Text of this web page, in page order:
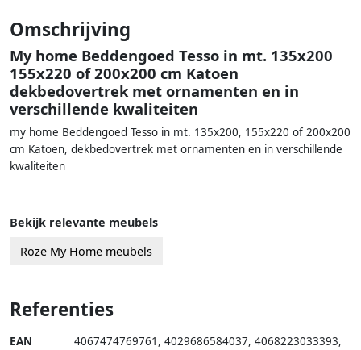
Omschrijving
My home Beddengoed Tesso in mt. 135x200
155x220 of 200x200 cm Katoen
dekbedovertrek met ornamenten en in
verschillende kwaliteiten
my home Beddengoed Tesso in mt. 135x200, 155x220 of 200x200
cm Katoen, dekbedovertrek met ornamenten en in verschillende
kwaliteiten
Bekijk relevante meubels
Roze My Home meubels
Referenties
EAN 4067474769761 , 4029686584037, 4068223033393,